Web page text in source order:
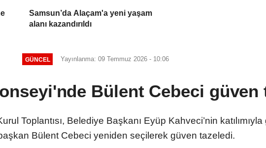
Samsun’da Alaçam'a yeni yaşam
alanı kazandırıldı
GÜNCEL Yayınlanma: 09 Temmuz 2026 - 10:06
Bülent Cebeci güven
Toplantısı, Belediye Başkanı Eyüp Kahveci’nin
Bülent Cebeci yeniden seçilerek güven tazeledi.